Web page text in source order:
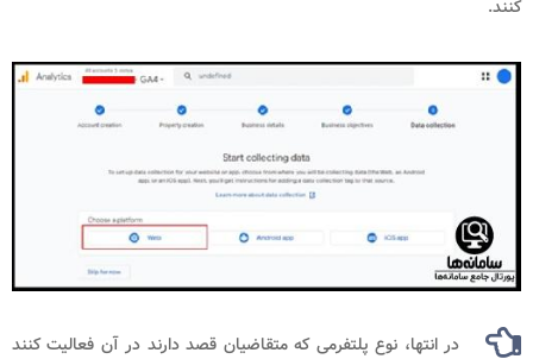
کنند.
در انتها، نوع پلتفرمی که متقاضیان قصد دارند در آن فعالیت کنند